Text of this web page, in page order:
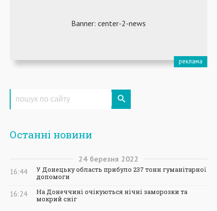
Останні новини
24 березня 2022
16:44
У Донецьку область прибуло 237 тонн гуманітарної
допомоги
16:24
На Донеччині очікуються нічні заморозки та
мокрий сніг